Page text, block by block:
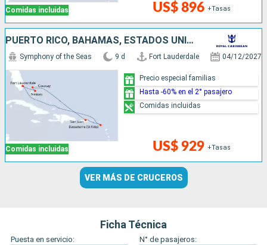
Comidas incluidas US$ 896 +Tasas
PUERTO RICO, BAHAMAS, ESTADOS UNIDOS
Comidas incluidas
Symphony of the Seas 9 d Fort Lauderdale 04/12/2027
US$ 929 +Tasas
Precio especial familias
Hasta -60% en el 2° pasajero
Comidas incluidas
VER MÁS DE CRUCEROS
Ficha Técnica
Puesta en servicio:
N° de pasajeros: